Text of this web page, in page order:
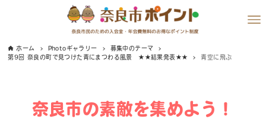
ホーム Photoギャラリー
募集中のテーマ
第9回 奈良の町で見つけた青にまつわる風景 ★★結果発表★★
青空に飛ぶ
奈良市の素敵を集めよう！